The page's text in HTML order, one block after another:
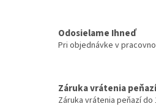
Odosielame Ihneď
Pri objednávke v
Záruka vrátenia peňazí
Záruka vrátenia peňazí do